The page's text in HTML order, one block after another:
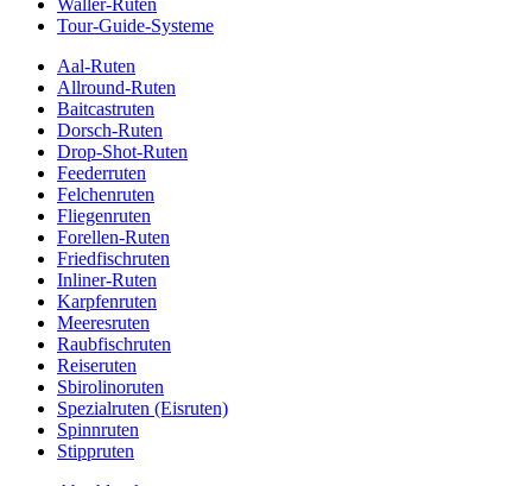
Tour-Guide-Systeme
Aal-Ruten
Allround-Ruten
Baitcastruten
Dorsch-Ruten
Drop-Shot-Ruten
Feederruten
Felchenruten
Fliegenruten
Forellen-Ruten
Friedfischruten
Inliner-Ruten
Karpfenruten
Meeresruten
Raubfischruten
Reiseruten
Sbirolinoruten
Spezialruten (Eisruten)
Spinnruten
Stippruten